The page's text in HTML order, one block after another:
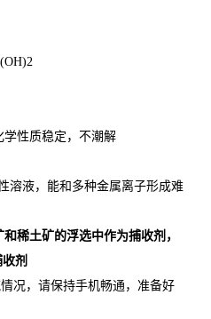
性质稳定，不潮解
液，能和多种金属离子形成难
稀土矿的浮选中作为捕收剂，
剂
况，请保持手机畅通，准备好